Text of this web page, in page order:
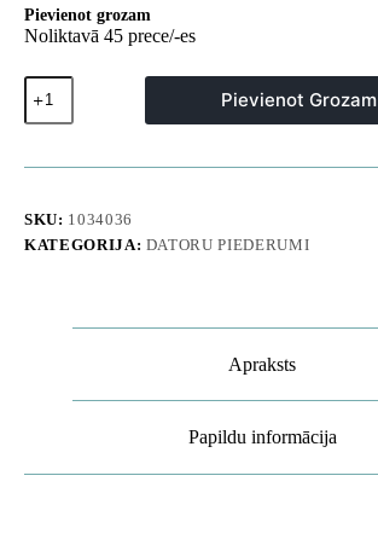
Pievienot grozam
Noliktavā 45 prece/-es
Mini
2-
02
GHz
bezvadu
mikrofonu
daudzums
Pievienot Grozam
SKU: 1034036
KATEGORIJA: DATORU PIEDERUMI
Apraksts
Papildu informācija